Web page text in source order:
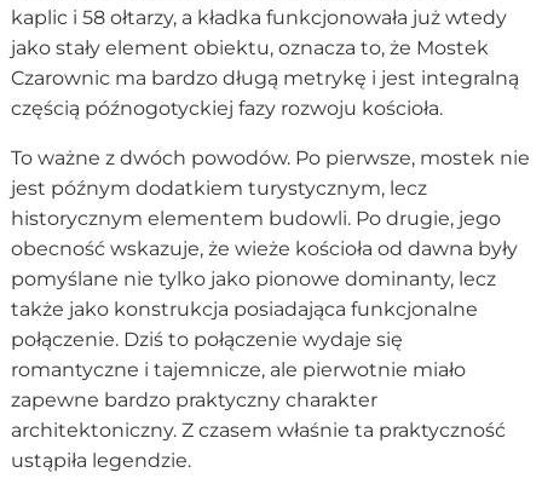
kaplic i 58 ołtarzy, a kładka funkcjonowała już wtedy
jako stały element obiektu, oznacza to, że Mostek
Czarownic ma bardzo długą metrykę i jest integralną
częścią późnogotyckiej fazy rozwoju kościoła.
To ważne z dwóch powodów. Po pierwsze, mostek nie
jest późnym dodatkiem turystycznym, lecz
historycznym elementem budowli. Po drugie, jego
obecność wskazuje, że wieże kościoła od dawna były
pomyślane nie tylko jako pionowe dominanty, lecz
także jako konstrukcja posiadająca funkcjonalne
połączenie. Dziś to połączenie wydaje się
romantyczne i tajemnicze, ale pierwotnie miało
zapewne bardzo praktyczny charakter
architektoniczny. Z czasem właśnie ta praktyczność
ustąpiła legendzie.